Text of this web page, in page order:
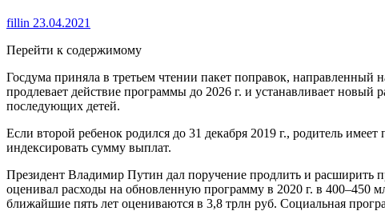
fillin 23.04.2021
Перейти к содержимому
Госдума приняла в третьем чтении пакет поправок,
продлевает действие программы до 2026 г. и устанавливает новый
последующих детей.
Если второй ребенок родился до 31 декабря 2019 г., родитель
индексировать сумму выплат.
Президент Владимир Путин дал поручение продлить и расширить
оценивал расходы на обновленную программу в 2020 г. в 400–450
ближайшие пять лет оцениваются в 3,8 трлн руб. Социальная